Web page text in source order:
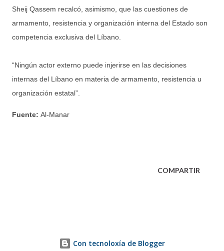
Sheij Qassem recalcó, asimismo, que las cuestiones de
armamento, resistencia y organización interna del Estado son
competencia exclusiva del Líbano.
“Ningún actor externo puede injerirse en las decisiones
internas del Líbano en materia de armamento, resistencia u
organización estatal”.
Fuente: Al-Manar
COMPARTIR
Con tecnoloxía de Blogger